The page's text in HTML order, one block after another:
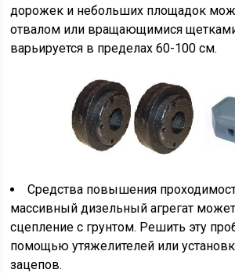
дорожек и небольших площадок
отвалом или вращающимися
варьируется в пределах 60-100 см.
Средства повышения
массивный дизельный агрегат может
сцепление с грунтом. Решить эту
помощью утяжелителей или
зацепов.